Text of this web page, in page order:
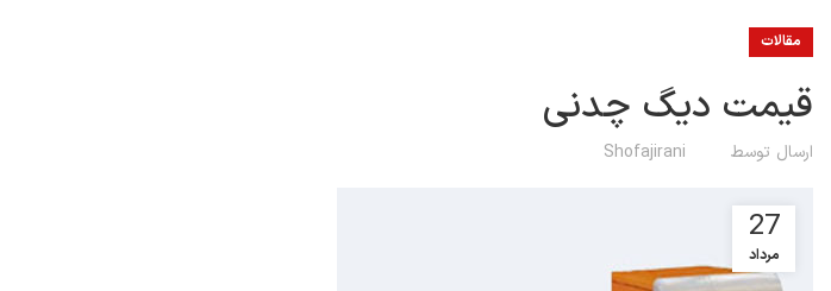
مقالات
قیمت دیگ چدنی
ارسال توسط Shofajirani
27
مرداد